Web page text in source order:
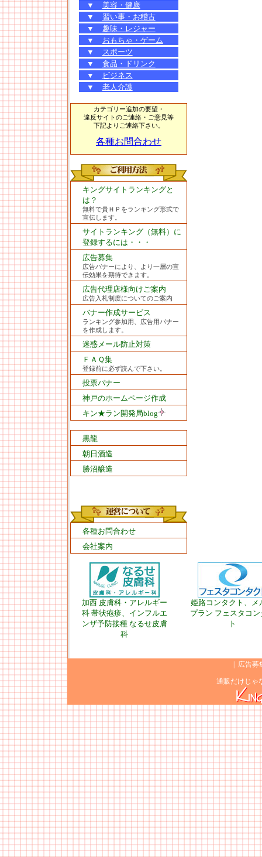
▼
美容・健康
▼
習い事・お稽古
▼
趣味・レジャー
▼
おもちゃ・ゲーム
▼
スポーツ
▼
食品・ドリンク
▼
ビジネス
▼
老人介護
カテゴリー追加の要望・
違反サイトのご連絡・ご意見等
下記よりご連絡下さい。
各種お問合わせ
キングサイトランキングと
は？
無料で貴ＨＰをランキング形式で
宣伝します。
サイトランキング（無料）に
登録するには・・・
広告募集
広告バナーにより、より一層の宣
伝効果を期待できます。
広告代理店様向けご案内
広告入札制度についてのご案内
バナー作成サービス
ランキング参加用、広告用バナー
を作成します。
迷惑メール防止対策
ＦＡＱ集
登録前に必ず読んで下さい。
投票バナー
神戸のホームページ作成
キン★ラン開発局blog
黒龍
朝日酒造
勝沼醸造
各種お問合わせ
会社案内
加西 皮膚科・アレルギー
科 帯状疱疹、インフルエ
ンザ予防接種 なるせ皮膚
科
姫路コンタクト、メ
プラン フェスタコン
ト
広告募
通販だけじゃ